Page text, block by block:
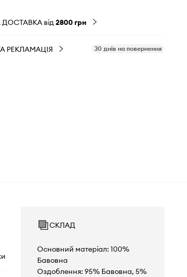
від2800 грн
РЕКЛАМАЦІЯ 30 днів на повернення
СКЛАД
Основний матеріал: 100%
Бавовна
Оздоблення: 95% Бавовна, 5%